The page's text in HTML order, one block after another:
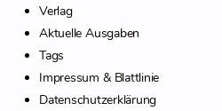
Verlag
Aktuelle Ausgaben
Tags
Impressum & Blattlinie
Datenschutzerklärung